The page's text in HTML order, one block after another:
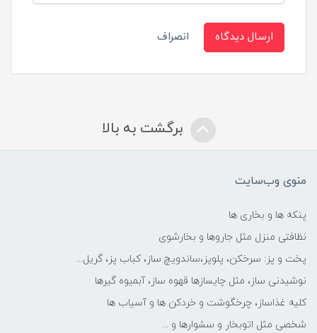
ارسال دیدگاه انصراف
برگشت به بالا
منوی وب‌سایت
پنکه ها و بخاری ها
نظافتی منزل مثل جاروها و بخارشوی
پخت و پز: سرخکن، پلوپز،ساندویچ ساز، کباب پز، گریل...
نوشیدنی ساز، مثل چایسازها قهوه ساز، آبمیوه گیرها
کلیه غذاساز، چرخگوشت و خردکن ها و آسیاب ها
شخصی مثل اتوبخار و سشوارها و ...